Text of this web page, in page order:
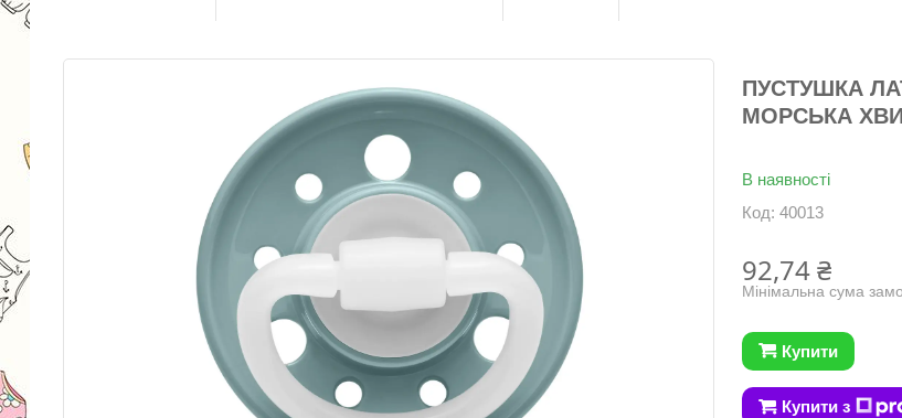
ПУСТУШКА
МОРСЬКА
В наявності
Код: 40013
92,74 ₴
Мінімальна сума
Купити
Купити з